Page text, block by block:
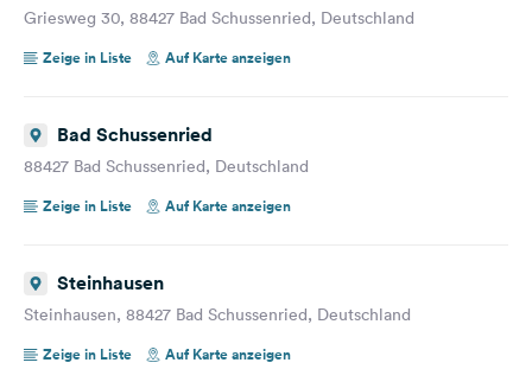
Griesweg 30, 88427 Bad Schussenried, Deutschland
Zeige in Liste
Auf Karte anzeigen
Bad Schussenried
88427 Bad Schussenried, Deutschland
Zeige in Liste
Auf Karte anzeigen
Steinhausen
Steinhausen, 88427 Bad Schussenried, Deutschland
Zeige in Liste
Auf Karte anzeigen